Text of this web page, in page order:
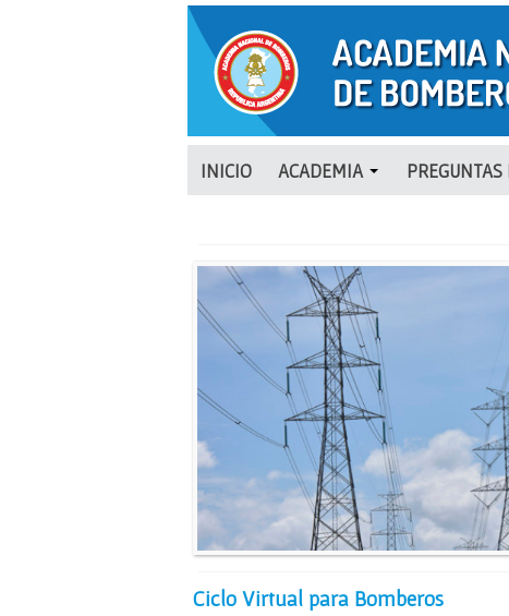
INICIO ACADEMIA PREGUNTAS
Ciclo Virtual para Bomberos